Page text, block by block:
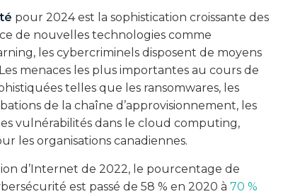
pour 2024 est la sophistication croissante des
de nouvelles technologies comme
les cybercriminels disposent de moyens
menaces les plus importantes au cours de
telles que les ransomwares, les
de la chaîne d’approvisionnement, les
vulnérabilités dans le cloud computing,
les organisations canadiennes.
d’Internet de 2022, le pourcentage de
est passé de 58 % en 2020 à 70 %